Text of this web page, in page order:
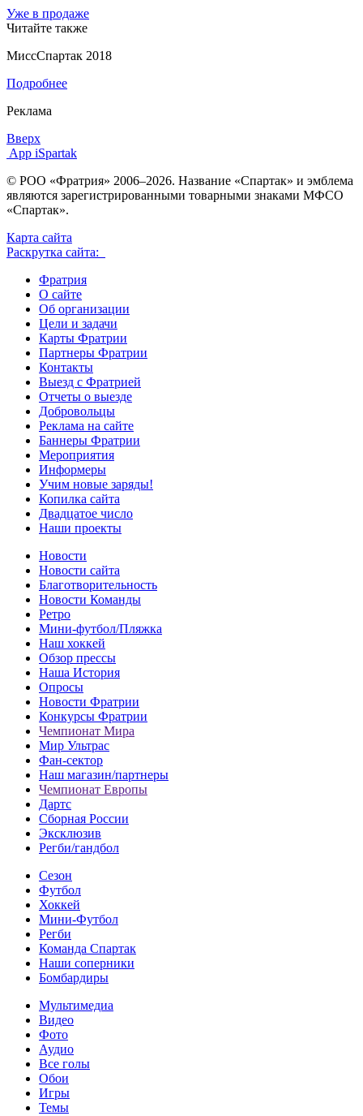
Уже в продаже
Читайте также
МиссСпартак 2018
Подробнее
Реклама
Вверх
App iSpartak
© РОО «Фратрия» 2006–2026. Название «Спартак» и эмблема
являются зарегистрированными товарными знаками МФСО
«Спартак».
Карта сайта
Раскрутка сайта:
Фратрия
О сайте
Об организации
Цели и задачи
Карты Фратрии
Партнеры Фратрии
Контакты
Выезд с Фратрией
Отчеты о выезде
Добровольцы
Реклама на сайте
Баннеры Фратрии
Мероприятия
Информеры
Учим новые заряды!
Копилка сайта
Двадцатое число
Наши проекты
Новости
Новости сайта
Благотворительность
Новости Команды
Ретро
Мини-футбол/Пляжка
Наш хоккей
Обзор прессы
Наша История
Опросы
Новости Фратрии
Конкурсы Фратрии
Чемпионат Мира
Мир Ультрас
Фан-cектор
Наш магазин/партнеры
Чемпионат Европы
Дартс
Сборная России
Эксклюзив
Регби/гандбол
Сезон
Футбол
Хоккей
Мини-Футбол
Регби
Команда Спартак
Наши соперники
Бомбардиры
Мультимедиа
Видео
Фото
Аудио
Все голы
Обои
Игры
Темы